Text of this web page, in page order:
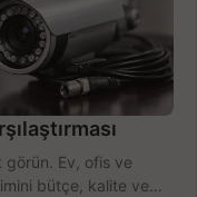
görün. Ev, ofis ve
bütçe, kalite ve